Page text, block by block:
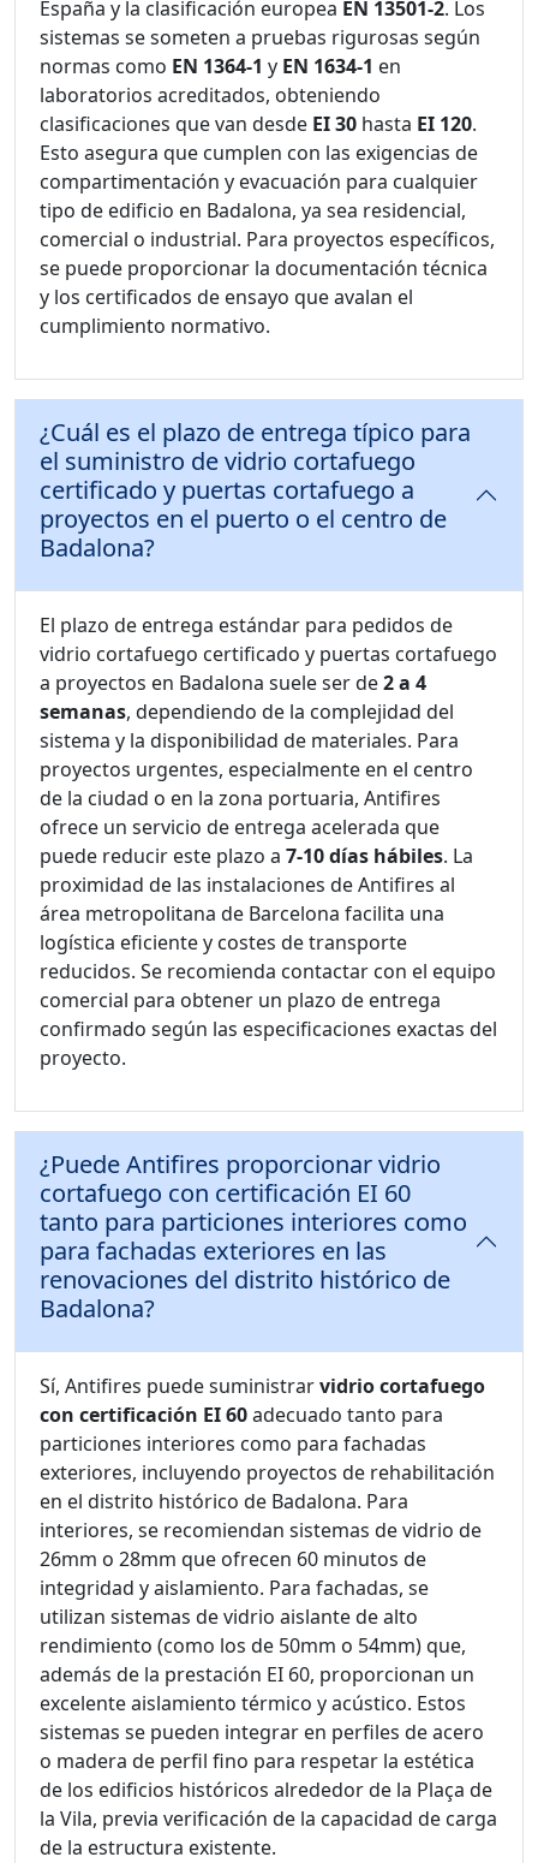
España y la clasificación europea EN 13501-2. Los
sistemas se someten a pruebas rigurosas según
normas como EN 1364-1 y EN 1634-1 en
laboratorios acreditados, obteniendo
clasificaciones que van desde EI 30 hasta EI 120.
Esto asegura que cumplen con las exigencias de
compartimentación y evacuación para cualquier
tipo de edificio en Badalona, ya sea residencial,
comercial o industrial. Para proyectos específicos,
se puede proporcionar la documentación técnica
y los certificados de ensayo que avalan el
cumplimiento normativo.
¿Cuál es el plazo de entrega típico para
el suministro de vidrio cortafuego
certificado y puertas cortafuego a
proyectos en el puerto o el centro de
Badalona?
El plazo de entrega estándar para pedidos de
vidrio cortafuego certificado y puertas cortafuego
a proyectos en Badalona suele ser de2 a 4
semanas, dependiendo de la complejidad del
sistema y la disponibilidad de materiales. Para
proyectos urgentes, especialmente en el centro
de la ciudad o en la zona portuaria, Antifires
ofrece un servicio de entrega acelerada que
puede reducir este plazo a 7-10 días hábiles. La
proximidad de las instalaciones de Antifires al
área metropolitana de Barcelona facilita una
logística eficiente y costes de transporte
reducidos. Se recomienda contactar con el equipo
comercial para obtener un plazo de entrega
confirmado según las especificaciones exactas del
proyecto.
¿Puede Antifires proporcionar vidrio
cortafuego con certificación EI 60
tanto para particiones interiores como
para fachadas exteriores en las
renovaciones del distrito histórico de
Badalona?
Sí, Antifires puede suministrarvidrio cortafuego
con certificación EI 60adecuado tanto para
particiones interiores como para fachadas
exteriores, incluyendo proyectos de rehabilitación
en el distrito histórico de Badalona. Para
interiores, se recomiendan sistemas de vidrio de
26mm o 28mm que ofrecen 60 minutos de
integridad y aislamiento. Para fachadas, se
utilizan sistemas de vidrio aislante de alto
rendimiento (como los de 50mm o 54mm) que,
además de la prestación EI 60, proporcionan un
excelente aislamiento térmico y acústico. Estos
sistemas se pueden integrar en perfiles de acero
o madera de perfil fino para respetar la estética
de los edificios históricos alrededor de la Plaça de
la Vila, previa verificación de la capacidad de carga
de la estructura existente.